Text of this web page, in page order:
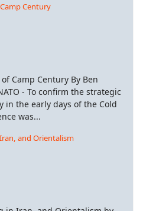
Century
Camp Century By Ben
- To confirm the strategic
in the early days of the Cold
was...
and Orientalism